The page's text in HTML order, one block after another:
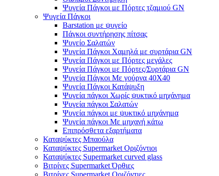
Ψυγεία Πάγκοι με Πόρτες τζαμιού GN
Ψυγεία Πάγκοι
Barstation με ψυγείο
Πάγκοι συντήρησης πίτσας
Ψυγείο Σαλατών
Ψυγεία Πάγκοι Χαμηλά με συρτάρια GN
Ψυγεία Πάγκοι με Πόρτες μεγάλες
Ψυγεία Πάγκοι με Πόρτες/Συρτάρια GN
Ψυγεία Πάγκοι Με γούρνα 40Χ40
Ψυγεία Πάγκοι Κατάψυξη
Ψυγεία πάγκοι Χωρίς ψυκτικό μηχάνημα
Ψυγεία πάγκοι Σαλατών
Ψυγεία πάγκοι με ψυκτικό μηχάνημα
Ψυγεία πάγκοι Με μηχανή κάτω
Επιπρόσθετα εξαρτήματα
Καταψύκτες Μπαούλα
Καταψύκτες Supermarket Οριζόντιοι
Καταψύκτες Supermarket curved glass
Βιτρίνες Supermarket Όρθιες